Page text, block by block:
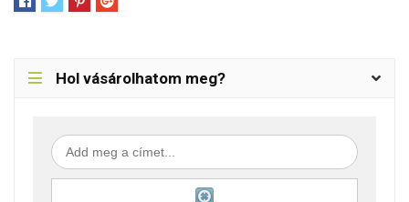
Hol vásárolhatom meg?